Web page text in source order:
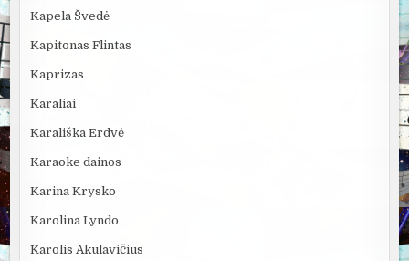
Kapela Švedė
Kapitonas Flintas
Kaprizas
Karaliai
Karališka Erdvė
Karaoke dainos
Karina Krysko
Karolina Lyndo
Karolis Akulavičius